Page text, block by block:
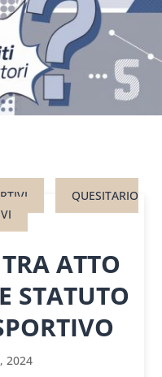
QUESITARIO
ATTO
STATUTO
2024